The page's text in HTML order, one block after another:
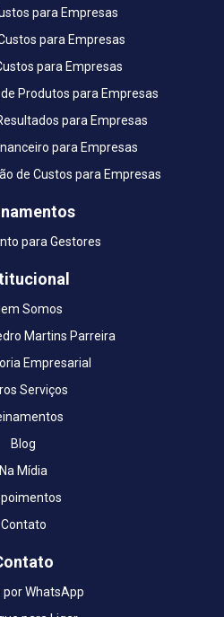
para Empresas
para Empresas
para Empresas
Produtos para Empresas
para Empresas
para Empresas
de Custos para Empresas
para Gestores
Somos
Martins Parreira
Empresarial
Serviços
Blog
Na Mídia
Contato
por WhatsApp